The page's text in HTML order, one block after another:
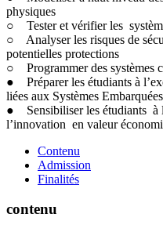
physiques
○ Tester et vérifier les
○ Analyser les risques de
potentielles protections
○ Programmer des systèmes
● Préparer les étudiants à
liées aux Systèmes
● Sensibiliser les étudiants à
l’innovation en valeur
Contenu
Admission
Finalités
contenu